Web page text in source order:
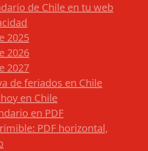
de Chile en tu web
2025
2026
2027
de feriados en Chile
en Chile
en PDF
PDF horizontal,